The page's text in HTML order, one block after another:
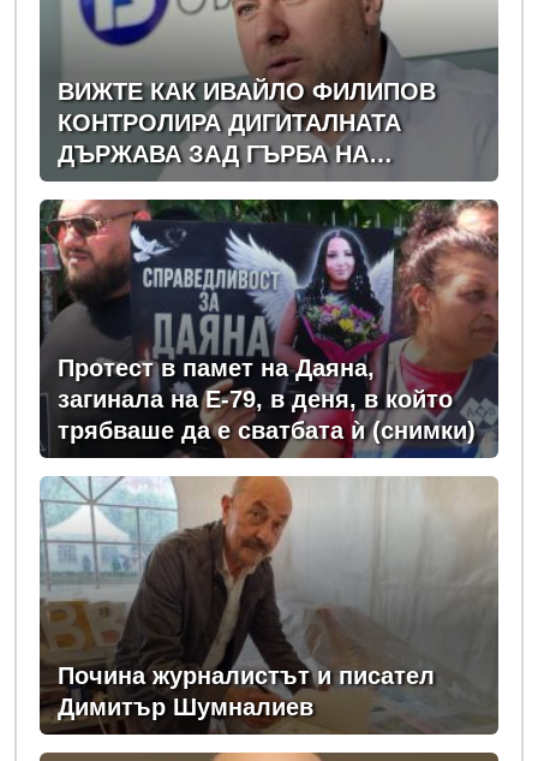
ВИЖТЕ КАК ИВАЙЛО ФИЛИПОВ
КОНТРОЛИРА ДИГИТАЛНАТА
ДЪРЖАВА ЗАД ГЪРБА НА
ПРАВИТЕЛСТВОТО?
(РАЗСЛЕДВАНЕ)
Протест в памет на Даяна,
загинала на Е-79, в деня, в който
трябваше да е сватбата ѝ (снимки)
Почина журналистът и писател
Димитър Шумналиев